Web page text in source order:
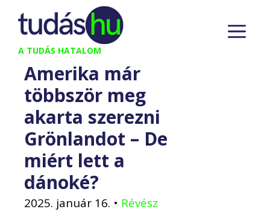
Kilépés
tartalomba
A TUDÁS HATALOM
Amerika már
többször meg
akarta szerezni
Grönlandot – De
miért lett a
dánoké?
2025. január 16. • Révész